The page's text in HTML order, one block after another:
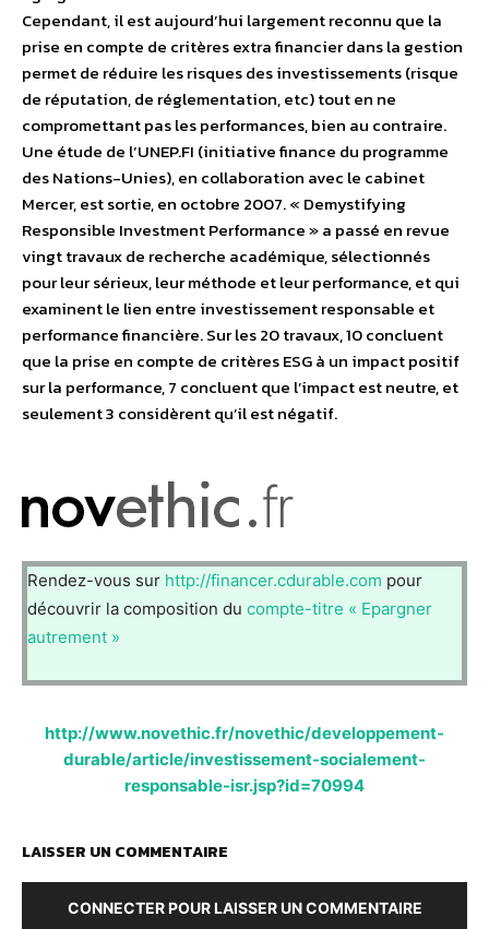
Cependant, il est aujourd’hui largement reconnu que la
prise en compte de critères extra financier dans la gestion
permet de réduire les risques des investissements (risque
de réputation, de réglementation, etc) tout en ne
compromettant pas les performances, bien au contraire.
Une étude de l’UNEP.FI (initiative finance du programme
des Nations-Unies), en collaboration avec le cabinet
Mercer, est sortie, en octobre 2007. « Demystifying
Responsible Investment Performance » a passé en revue
vingt travaux de recherche académique, sélectionnés
pour leur sérieux, leur méthode et leur performance, et qui
examinent le lien entre investissement responsable et
performance financière. Sur les 20 travaux, 10 concluent
que la prise en compte de critères ESG à un impact positif
sur la performance, 7 concluent que l’impact est neutre, et
seulement 3 considèrent qu’il est négatif.
Rendez-vous sur http://financer.cdurable.com pour
découvrir la composition du compte-titre « Epargner
autrement »
http://www.novethic.fr/novethic/developpement-
durable/article/investissement-socialement-
responsable-isr.jsp?id=70994
LAISSER UN COMMENTAIRE
CONNECTER POUR LAISSER UN COMMENTAIRE